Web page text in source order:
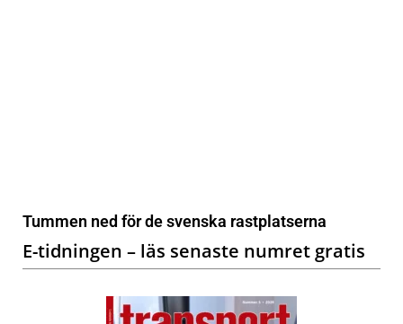
Tummen ned för de svenska rastplatserna
E-tidningen – läs senaste numret gratis